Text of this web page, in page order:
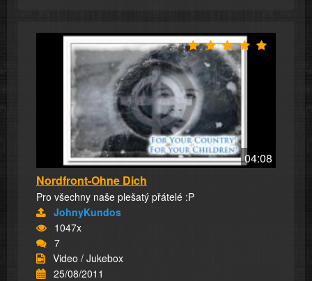
04:08
Nordfront-Ohne Dich
Pro všechny naše plešatý přátelé :P
JohnyKundos
1047x
7
Video / Jukebox
25/08/2011